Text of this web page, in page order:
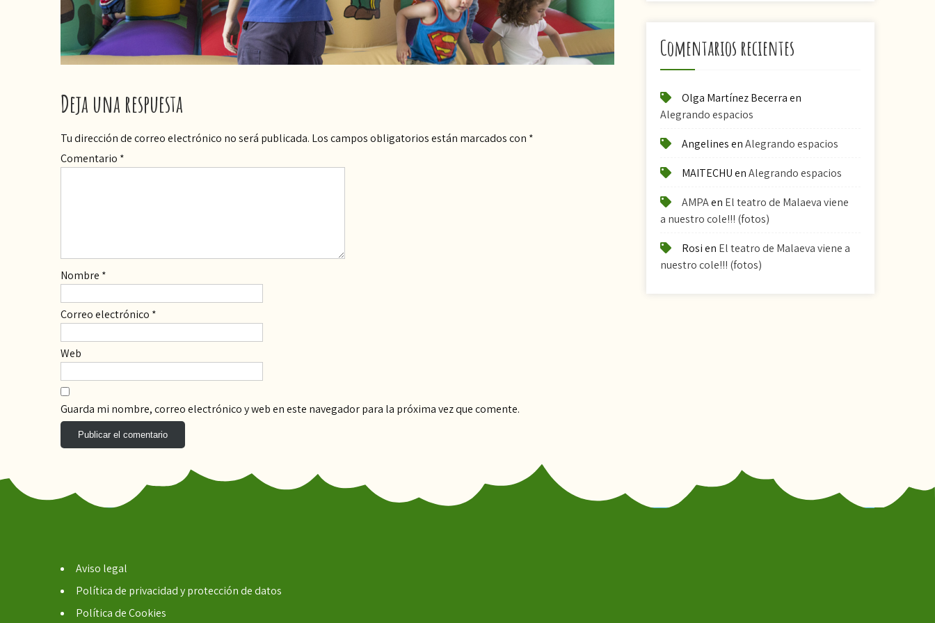
Deja una respuesta
Tu dirección de correo electrónico no será publicada. Los campos obligatorios están marcados con *
Comentario *
Nombre *
Correo electrónico *
Web
Guarda mi nombre, correo electrónico y web en este navegador para la próxima vez que comente.
Comentarios recientes
Olga Martínez Becerraen
Alegrando espacios
AngelinesenAlegrando espacios
MAITECHUenAlegrando espacios
AMPAen El teatro de Malaeva viene
a nuestro cole!!! (fotos)
Rosien El teatro de Malaeva viene a
nuestro cole!!! (fotos)
Aviso legal
Política de privacidad y protección de datos
Política de Cookies